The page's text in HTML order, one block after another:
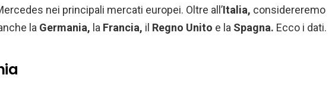
nei principali mercati europei. Oltre all’Italia, considereremo
la Germania, la Francia, il Regno Unito e la Spagna. Ecco i dati.